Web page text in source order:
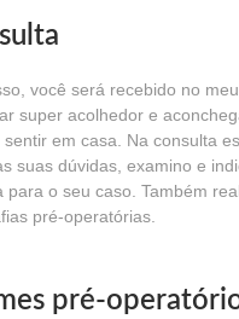
você será recebido no
super acolhedor e
sentir em casa. Na consulta
suas dúvidas, examino e
para o seu caso. Também
pré-operatórias.
pré-